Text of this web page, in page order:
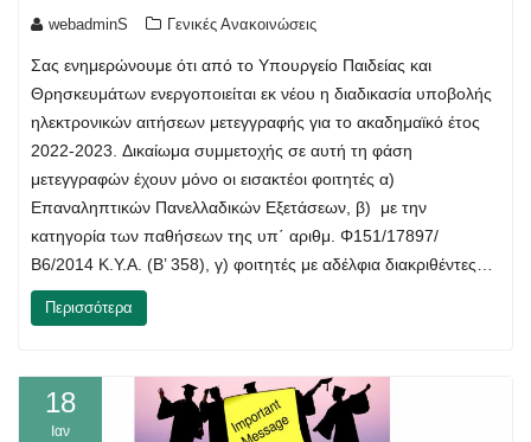
webadminS Γενικές Ανακοινώσεις
Σας ενημερώνουμε ότι από το Υπουργείο Παιδείας και
Θρησκευμάτων ενεργοποιείται εκ νέου η διαδικασία υποβολής
ηλεκτρονικών αιτήσεων μετεγγραφής για το ακαδημαϊκό έτος
2022-2023. Δικαίωμα συμμετοχής σε αυτή τη φάση
μετεγγραφών έχουν μόνο οι εισακτέοι φοιτητές α)
Επαναληπτικών Πανελλαδικών Εξετάσεων, β) με την
κατηγορία των παθήσεων της υπ΄ αριθμ. Φ151/17897/
Β6/2014 Κ.Υ.Α. (Β’ 358), γ) φοιτητές με αδέλφια διακριθέντες…
Περισσότερα
18
Ιαν